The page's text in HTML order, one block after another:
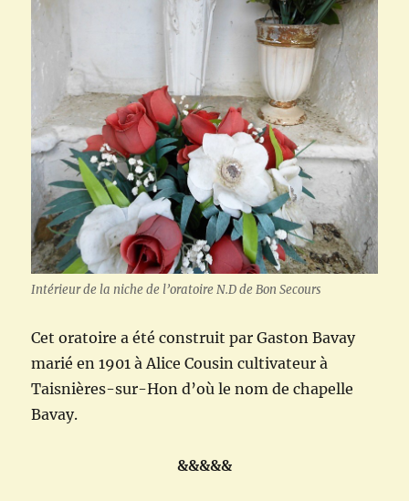
Intérieur de la niche de l’oratoire N.D de Bon Secours
Cet oratoire a été construit par Gaston Bavay
marié en 1901 à Alice Cousin cultivateur à
Taisnières-sur-Hon d’où le nom de chapelle
Bavay.
&&&&&